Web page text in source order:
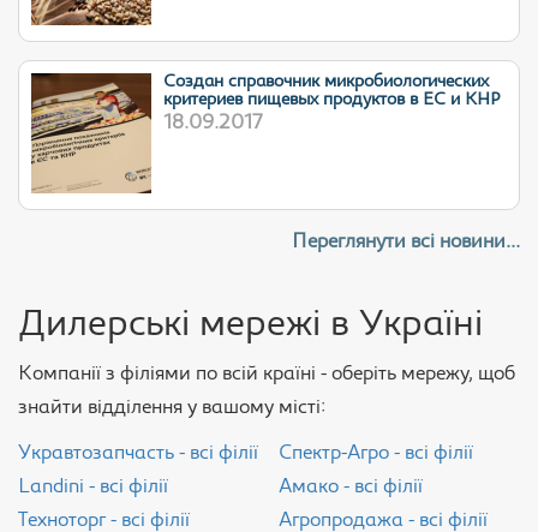
Cоздан справочник микробиологических
критериев пищевых продуктов в ЕС и КНР
18.09.2017
Переглянути всі новини...
Дилерські мережі в Україні
Компанії з філіями по всій країні - оберіть мережу, щоб
знайти відділення у вашому місті:
Укравтозапчасть - всі філії
Landini - всі філії
Техноторг - всі філії
Спектр-Агро - всі філії
Амако - всі філії
Агропродажа - всі філії